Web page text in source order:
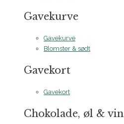
Gavekurve
Gavekurve
Blomster & sødt
Gavekort
Gavekort
Chokolade, øl & vin